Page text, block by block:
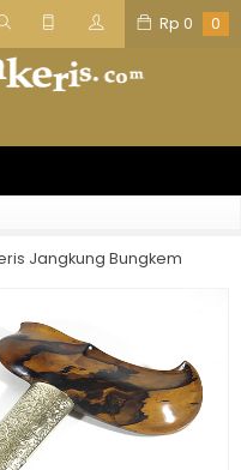
Rp 0 0
Jangkung Bungkem